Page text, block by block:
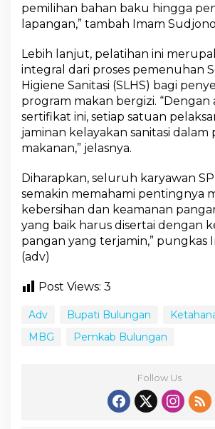
pemilihan bahan baku hingga
lapangan,” tambah Imam
Lebih lanjut, pelatihan ini
integral dari proses pemenuhan
Higiene Sanitasi (SLHS) bagi
program makan bergizi. “Dengan
sertifikat ini, setiap satuan
jaminan kelayakan sanitasi dalam
makanan,” jelasnya.
Diharapkan, seluruh karyawan
semakin memahami pentingnya
kebersihan dan keamanan
yang baik harus disertai dengan
pangan yang terjamin,” pungkas
(adv)
Post Views: 3
Adv Bupati Bulungan
MBG
Pemkab Bulungan
Follow Us